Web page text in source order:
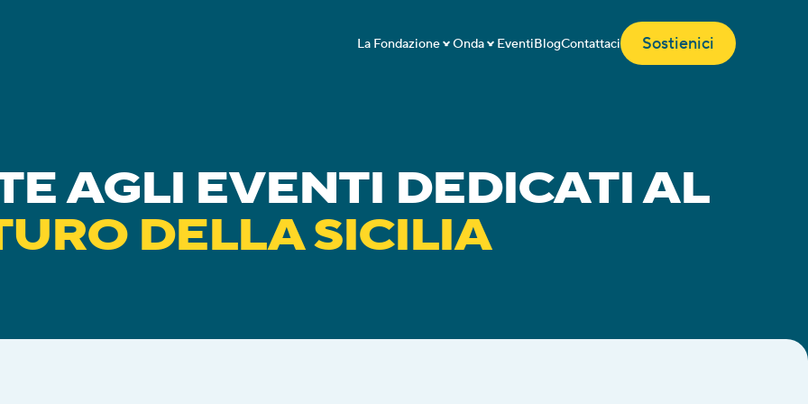
PRENDI PARTE AGLI EVENTI DEDICATI AL
DELLA SICILIA
La Fondazione Onda EventiBlogContattaci Sostienici